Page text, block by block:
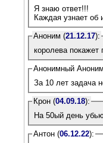
Я знаю ответ!!!
Каждая узнает об
Аноним (21.12.17):
королева покажет
За 10 лет задача
Крон (04.09.18):
На 50ый день
Антон (06.12.22):